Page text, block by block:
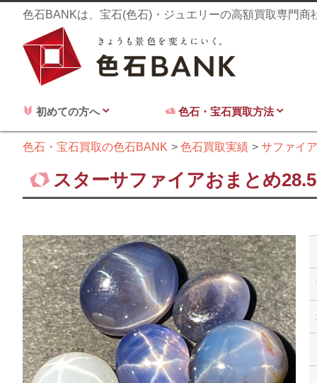
色石BANKは、宝石(色石)・ジュエリーの高額買取専門
初めての方へ 色石・宝石買取方法
色石・宝石買取の色石BANK 色石買取実績 サファイア
スターサファイアおまとめ